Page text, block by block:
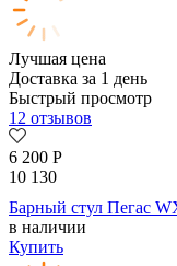
Лучшая цена
Доставка за 1 день
Быстрый просмотр
12 отзывов
6 200 Р
10 130
Барный стул Пегас
в наличии
Купить